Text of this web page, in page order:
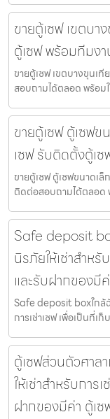
ขายตู้เซฟ เขตบ
ตู้เซฟ พร้อมทีมง
ขายตู้เซฟ เขตบางขุนเ
สอบถามได้ตลอด พร้อม
ขายตู้เซฟ ตู้เซฟ
เซฟ รับติดตั้งตู้เ
ขายตู้เซฟ ตู้เซฟขนาดเ
ติดต่อสอบถามได้ตลอด
Safe deposit
นิรภัยให้เช่าสำหรั
และรับฝากของมี
Safe deposit boxใกล้
การเช่าเซฟ เพื่อเป็นที่
ตู้เซฟส่วนตัวศา
ให้เช่าสำหรับการ
ฝากของมีค่า ตู้เ